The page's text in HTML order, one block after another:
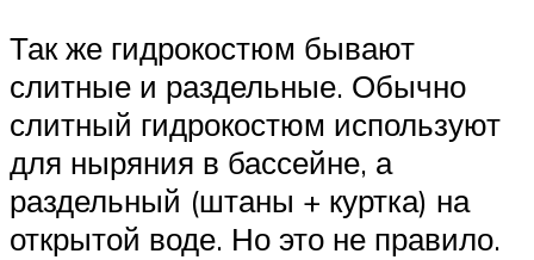
Так же гидрокостюм бывают
слитные и раздельные. Обычно
слитный гидрокостюм используют
для ныряния в бассейне, а
раздельный (штаны + куртка) на
открытой воде. Но это не правило.